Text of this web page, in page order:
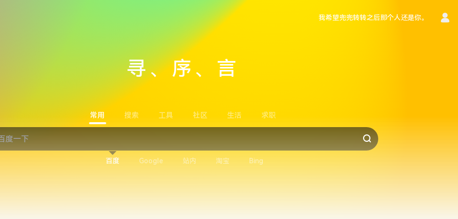
我希望兜兜转转之后那个人还是你。
寻、序、言
常用 搜索 工具 社区 生活 求职
百度 Google 站内 淘宝 Bing